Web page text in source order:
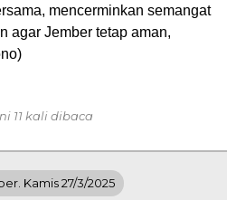
mencerminkan semangat
agar Jember tetap aman,
11 kali dibaca
Kamis 27/3/2025